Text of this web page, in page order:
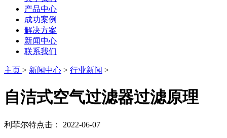
产品中心
成功案例
解决方案
新闻中心
联系我们
主页 > 新闻中心 > 行业新闻 >
自洁式空气过滤器过滤原理
利菲尔特点击： 2022-06-07